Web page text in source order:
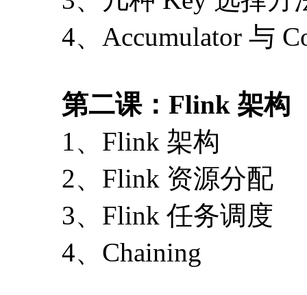
4、Accumulator 与
第二课：Flink 架构
1、Flink 架构
2、Flink 资源分配
3、Flink 任务调度
4、Chaining